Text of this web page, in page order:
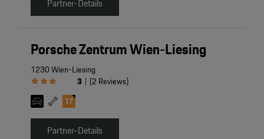
Partner-Details
Porsche Zentrum Wien-Liesing
1230 Wien-Liesing
3 | (2 Reviews)
Partner-Details